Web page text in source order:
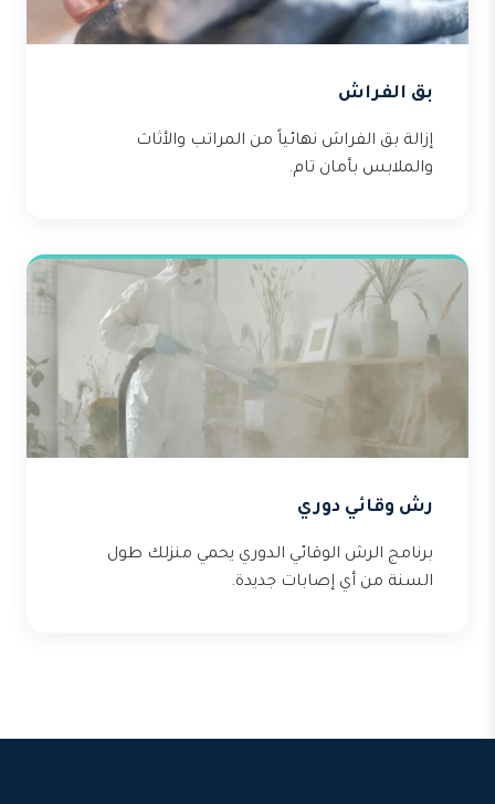
بق الفراش
إزالة بق الفراش نهائياً من المراتب والأثاث
والملابس بأمان تام.
رش وقائي دوري
برنامج الرش الوقائي الدوري يحمي منزلك طول
السنة من أي إصابات جديدة.